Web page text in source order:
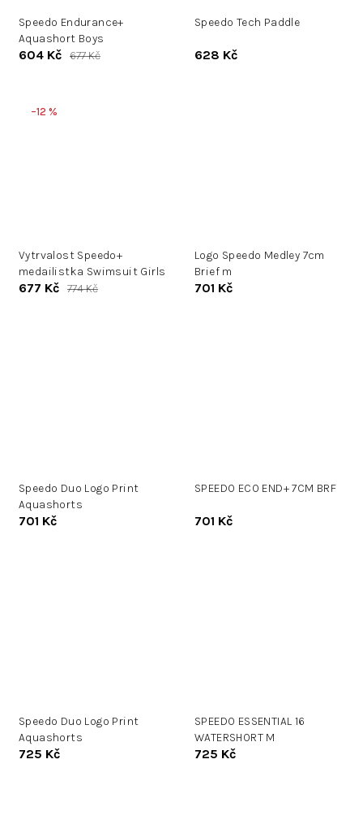
Speedo Endurance+
Aquashort Boys
604 Kč 677 Kč
Speedo Tech Paddle
628 Kč
–12 %
Vytrvalost Speedo+
medailistka Swimsuit Girls
677 Kč 774 Kč
Logo Speedo Medley 7cm
Brief m
701 Kč
Speedo Duo Logo Print
Aquashorts
701 Kč
SPEEDO ECO END+ 7CM BRF
701 Kč
Speedo Duo Logo Print
Aquashorts
725 Kč
SPEEDO ESSENTIAL 16
WATERSHORT M
725 Kč